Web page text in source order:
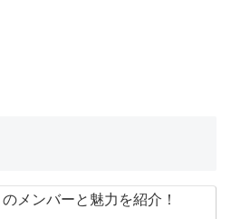
メンバーと魅力を紹介！